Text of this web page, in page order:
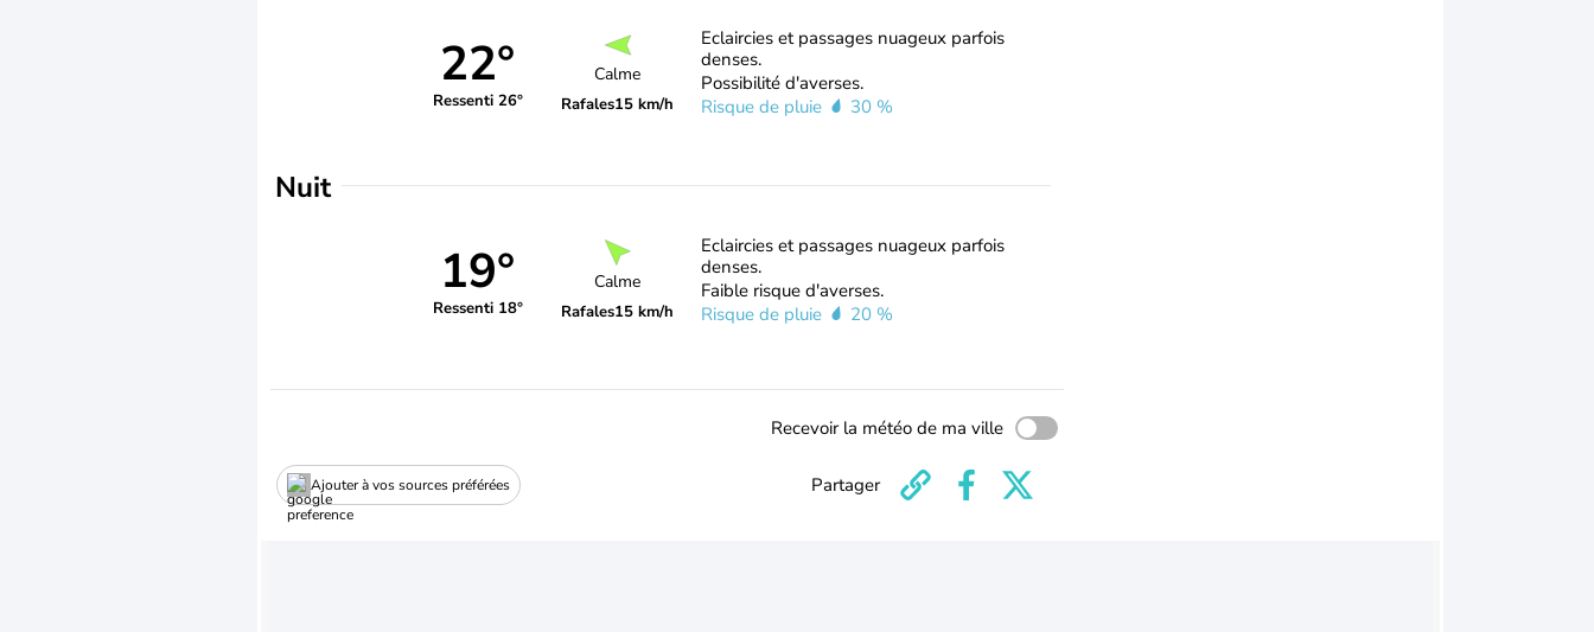
22°
Ressenti 26°
Calme
Rafales15 km/h
Eclaircies et passages nuageux parfois
denses.
Possibilité d'averses.
Risque de pluie
30 %
Nuit
19°
Ressenti 18°
Calme
Rafales15 km/h
Eclaircies et passages nuageux parfois
denses.
Faible risque d'averses.
Risque de pluie
20 %
Recevoir la météo de ma ville
Ajouter à vos sources préférées Partager